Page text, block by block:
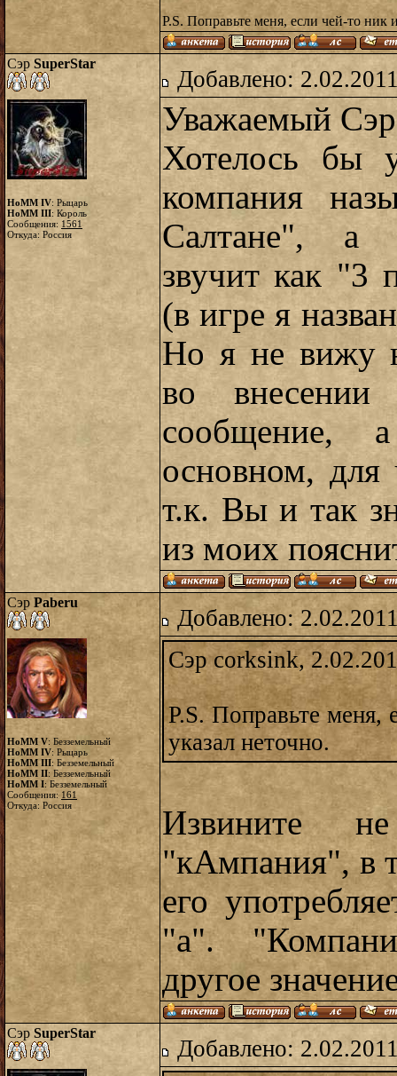
P.S. Поправьте меня, если чей-то ник
Сэр SuperStar
HoMM IV: Рыцарь
HoMM III: Король
Сообщения: 1561
Откуда: Россия
Добавлено:
Уважаемый
Хотелось бы
компания
Салтане", а
звучит как "3
(в игре я
Но я не вижу
во
сообщение,
основном, для
т.к. Вы и так
из моих
Сэр Paberu
HoMM V: Безземельный
HoMM IV: Рыцарь
HoMM III: Безземельный
HoMM II: Безземельный
HoMM I: Безземельный
Сообщения: 161
Откуда: Россия
Добавлено:
Сэр corksink,
P.S. Поправьте меня,
указал неточно.
Извините
"кАмпания", в
его
"а".
другое
Сэр SuperStar
Добавлено: